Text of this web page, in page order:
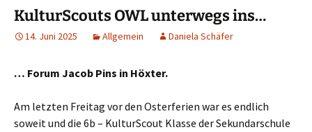
KulturScouts OWL unterwegs ins…
14. Juni 2025 Allgemein Daniela Schäfer
… Forum Jacob Pins in Höxter.
Am letzten Freitag vor den Osterferien war es endlich
soweit und die 6b – KulturScout Klasse der Sekundarschule